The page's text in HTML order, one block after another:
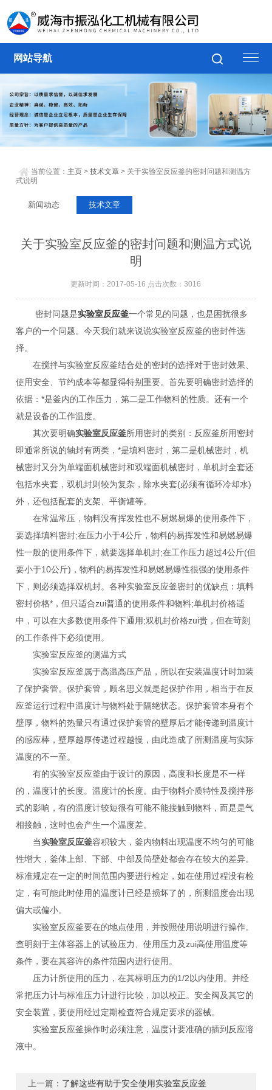
网站导航
当前位置： 主页 >技术文章 > 关于实验室反应釜的密封问题和测温方
式说明
新闻动态 技术文章
关于实验室反应釜的密封问题和测温方式说
明
更新时间：2017-05-16 点击次数：3016
密封问题是实验室反应釜一个常见的问题，也是困扰很多
客户的一个问题。今天我们就来说说实验室反应釜的密封件选
择。
在搅拌与实验室反应釜结合处的密封的选择对于密封效果、
使用安全、节约成本等都显得特别重要。首先要明确密封选择的
依据：*是釜内的工作压力，第二是工作物料的性质。还有一个
就是设备的工作温度。
其次要明确实验室反应釜所用密封的类别：反应釜所用密封
即通常所说的轴封有两类，*是填料密封，第二是机械密封，机
械密封又分为单端面机械密封和双端面机械密封，单机封全套还
包括水夹套，双机封则较为复杂，除水夹套(必须有循环冷却水)
外，还包括配套的支架、平衡罐等。
在常温常压，物料没有挥发性也不易燃易爆的使用条件下，
要选择填料密封;在压力小于4公斤，物料的易挥发性和易燃易爆
性一般的使用条件下，就要选择单机封;在工作压力超过4公斤(但
要小于10公斤)，物料的易挥发性和易燃易爆性很强的使用条件
下，则必须选择双机封。各种实验室反应釜密封的优缺点：填料
密封价格*，但只适合zui普通的使用条件和物料;单机封价格适
中，可以在大多数使用条件下通用;双机封价格zui贵，但在苛刻
的工作条件下必须使用。
实验室反应釜的测温方式
实验室反应釜属于高温高压产品，所以在安装温度计时加装
了保护套管。保护套管，顾名思义就是起保护作用，相当于在反
应釜运行过程中温度计与物料处于隔绝状态。保护套管本身有个
壁厚，物料的热量只有通过保护套管的壁厚后才能传递到温度计
的感应棒，壁厚越厚传递过程越慢，由此造成了所测温度与实际
温度的不一至。
有的实验室反应釜由于设计的原因，高度和长度是不一样
的，温度计的长度。温度计的长度。由于物料介质特性及搅拌形
式的影响，有的温度计较短很有可能不能接触到物料，而是是气
相接触，这时也会产生一个温度差。
当实验室反应釜容积较大，釜内物料出现温度不均匀的可能
性增大，釜体上部、下部、中部及筒壁处都会存在较大的差异。
标准规定在一定的时间范围内要进行检定，如在使用过程没有检
定，有可能此时使用的温度计已经是损坏了的，所测温度会出现
偏大或偏小。
实验室反应釜要在的地点使用，并按照使用说明进行操作。
查明刻于主体容器上的试验压力、使用压力及zui高使用温度等
条件，要在其容许的条件范围内进行使用。
压力计所使用的压力，在其标明压力的1/2以内使用。并经
常把压力计与标准压力计进行比较，加以校正。安全阀及其它的
安全装置，要使用经过定期检查符合规定要求的器械。
实验室反应釜操作时必须注意，温度计要准确的插到反应溶
液中。
上一篇： 了解这些有助于安全使用实验室反应釜